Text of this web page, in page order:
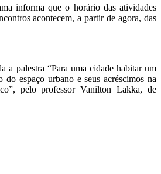
informa que o horário das atividades
acontecem, a partir de agora, das
a palestra “Para uma cidade habitar um
do espaço urbano e seus acréscimos na
pelo professor Vanilton Lakka, de